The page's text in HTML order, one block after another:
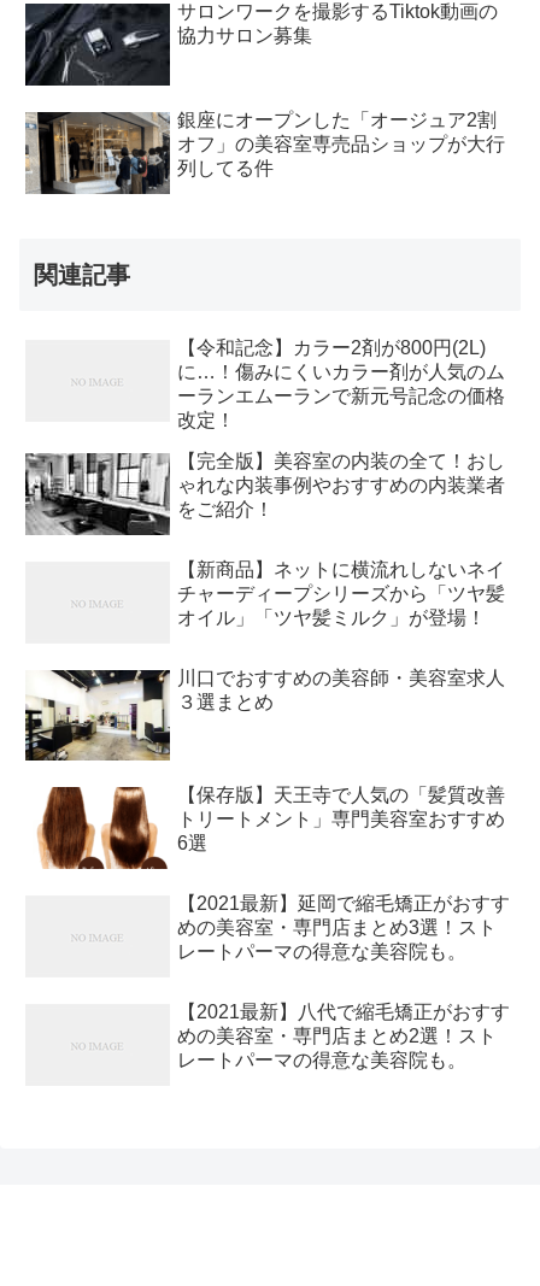
サロンワークを撮影するTiktok動画の
協力サロン募集
銀座にオープンした「オージュア2割
オフ」の美容室専売品ショップが大行
列してる件
関連記事
【令和記念】カラー2剤が800円(2L)
に…！傷みにくいカラー剤が人気のム
ーランエムーランで新元号記念の価格
改定！
【完全版】美容室の内装の全て！おし
ゃれな内装事例やおすすめの内装業者
をご紹介！
【新商品】ネットに横流れしないネイ
チャーディープシリーズから「ツヤ髪
オイル」「ツヤ髪ミルク」が登場！
川口でおすすめの美容師・美容室求人
３選まとめ
【保存版】天王寺で人気の「髪質改善
トリートメント」専門美容室おすすめ
6選
【2021最新】延岡で縮毛矯正がおすす
めの美容室・専門店まとめ3選！スト
レートパーマの得意な美容院も。
【2021最新】八代で縮毛矯正がおすす
めの美容室・専門店まとめ2選！スト
レートパーマの得意な美容院も。